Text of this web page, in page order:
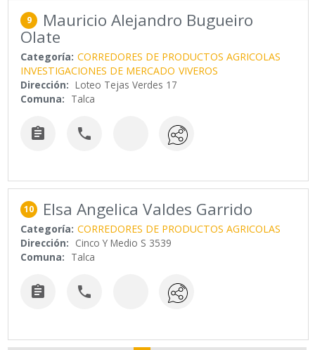
9 Mauricio Alejandro Bugueiro
Olate
Categoría: CORREDORES DE PRODUCTOS AGRICOLAS
INVESTIGACIONES DE MERCADO VIVEROS
Dirección: Loteo Tejas Verdes 17
Comuna: Talca
 
10 Elsa Angelica Valdes Garrido
Categoría: CORREDORES DE PRODUCTOS AGRICOLAS
Dirección: Cinco Y Medio S 3539
Comuna: Talca
 